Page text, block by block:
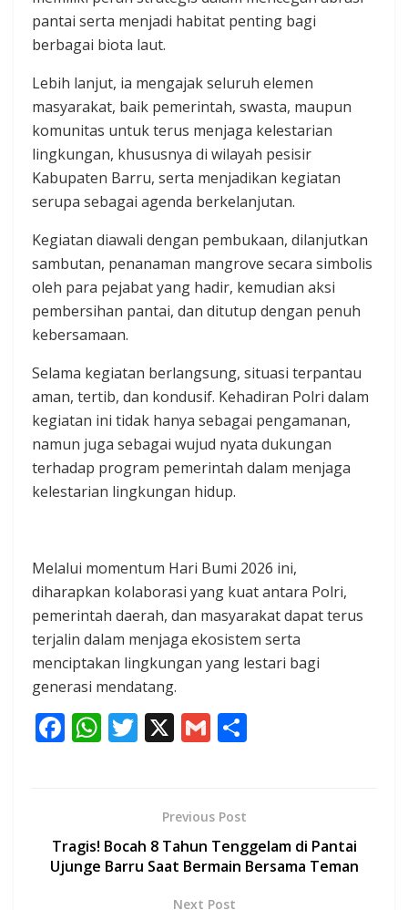
pantai serta menjadi habitat penting bagi
berbagai biota laut.
Lebih lanjut, ia mengajak seluruh elemen
masyarakat, baik pemerintah, swasta, maupun
komunitas untuk terus menjaga kelestarian
lingkungan, khususnya di wilayah pesisir
Kabupaten Barru, serta menjadikan kegiatan
serupa sebagai agenda berkelanjutan.
Kegiatan diawali dengan pembukaan, dilanjutkan
sambutan, penanaman mangrove secara simbolis
oleh para pejabat yang hadir, kemudian aksi
pembersihan pantai, dan ditutup dengan penuh
kebersamaan.
Selama kegiatan berlangsung, situasi terpantau
aman, tertib, dan kondusif. Kehadiran Polri dalam
kegiatan ini tidak hanya sebagai pengamanan,
namun juga sebagai wujud nyata dukungan
terhadap program pemerintah dalam menjaga
kelestarian lingkungan hidup.
Melalui momentum Hari Bumi 2026 ini,
diharapkan kolaborasi yang kuat antara Polri,
pemerintah daerah, dan masyarakat dapat terus
terjalin dalam menjaga ekosistem serta
menciptakan lingkungan yang lestari bagi
generasi mendatang.
F
o
o
W
A
p
T
er
X G
l
Previous Post
Tragis! Bocah 8 Tahun Tenggelam di Pantai
Ujunge Barru Saat Bermain Bersama Teman
Next Post